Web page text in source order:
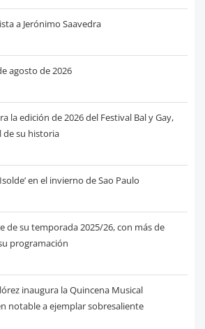
a Jerónimo Saavedra
agosto de 2026
la edición de 2026 del Festival Bal y Gay,
de su historia
en el invierno de Sao Paulo
de su temporada 2025/26, con más de
programación
inaugura la Quincena Musical
notable a ejemplar sobresaliente